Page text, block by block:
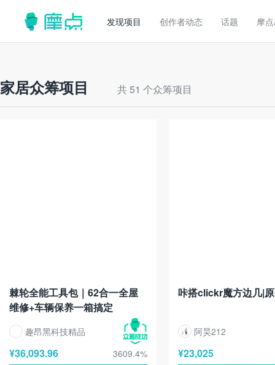
发现项目 创作者动态 话题 摩
家居众筹项目 共 51 个众筹项目
棘轮全能工具包｜62合一全屋
维修+车辆保养一箱搞定
趣昂黑科技精品
¥36,093.96 3609.4%
咔搭clickr魔方边几|
阿昊212
¥23,025